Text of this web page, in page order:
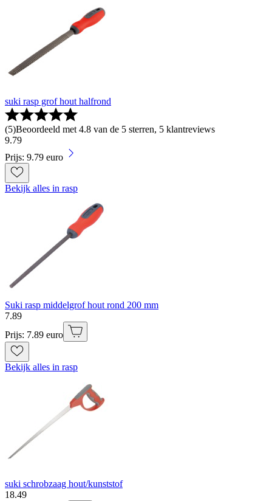
suki rasp grof hout halfrond
(5)Beoordeeld met 4.8 van de 5 sterren, 5 klantreviews
9.79
Prijs: 9.79 euro
Bekijk alles in rasp
Suki rasp middelgrof hout rond 200 mm
7.89
Prijs: 7.89 euro
Bekijk alles in rasp
suki schrobzaag hout/kunststof
18.49